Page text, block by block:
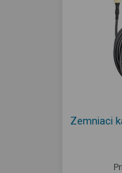
Zemniaci